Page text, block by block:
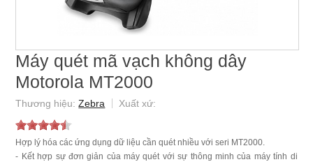
Máy quét mã vạch không dây
Motorola MT2000
Zebra
Hợp lý hóa các ứng dụng dữ liệu cần quét nhiều với seri MT2000.
- Kết hợp sự đơn giản của máy quét với sự thông minh của máy tính di